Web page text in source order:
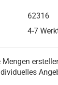
62316
4-7
Mengen